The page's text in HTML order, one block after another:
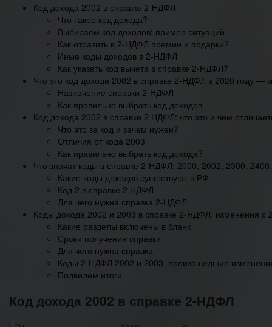
Код дохода 2002 в справке 2-НДФЛ
Что такое код дохода?
Выбираем код доходов: пример ситуаций
Как отразить в 2-НДФЛ премии и подарки?
Иные коды доходов в 2-НДФЛ
Как указать код вычета в справке 2-НДФЛ?
Что это код дохода 2002 в справке 2-НДФЛ в 2020 году —
Назначение справки 2-НДФЛ
Как правильно выбрать код доходов
Код дохода 2002 в справке 2 НДФЛ: что это и чем
Что это за код и зачем нужен?
Отличия от кода 2003
Как правильно выбрать код дохода?
Что значат коды в справке 2-НДФЛ: 2000, 2002, 2300,
Какие коды доходов существуют в РФ
Код 2 в справке 2 НДФЛ
Для чего нужна справка 2-НДФЛ
Коды дохода 2002 и 2003 в справке 2-НДФЛ: изменения с
Какие разделы включены в бланк
Сроки получения справки
Для чего нужна справка
Коды 2-НДФЛ 2002 и 2003, произошедшие
Подведем итоги
Код дохода 2002 в справке 2-НДФЛ